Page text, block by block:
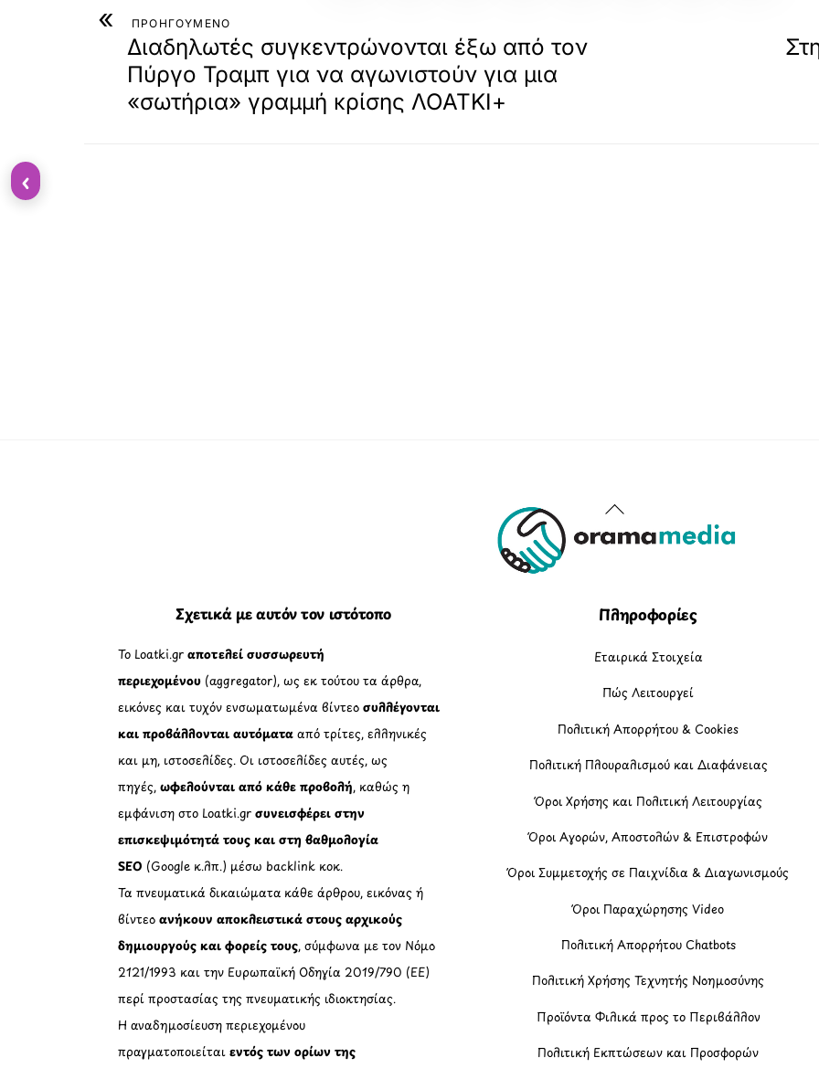
« ΠΡΟΗΓΟΥΜΕΝΟ
Διαδηλωτές συγκεντρώνονται έξω από τον
Πύργο Τραμπ για να αγωνιστούν για μια
«σωτήρια» γραμμή κρίσης ΛΟΑΤΚΙ+
Back
To
Σχετικά με αυτόν τον ιστότοπο
Το Loatki.grαποτελεί συσσωρευτή
περιεχομένου (aggregator), ως εκ τούτου τα άρθρα,
εικόνες και τυχόν ενσωματωμένα βίντεοσυλλέγονται
και προβάλλονται αυτόματααπό τρίτες, ελληνικές
και μη, ιστοσελίδες. Οι ιστοσελίδες αυτές, ως
πηγές,ωφελούνται από κάθε προβολή, καθώς η
εμφάνιση στο Loatki.gr συνεισφέρει στην
επισκεψιμότητά τους και στη βαθμολογία
SEO (Google κ.λπ.) μέσω backlink κοκ.
Τα πνευματικά δικαιώματα κάθε άρθρου, εικόνας ή
βίντεοανήκουν αποκλειστικά στους αρχικούς
δημιουργούς και φορείς τους, σύμφωνα με τον Νόμο
2121/1993 και την Ευρωπαϊκή Οδηγία 2019/790 (ΕΕ)
περί προστασίας της πνευματικής ιδιοκτησίας.
Η αναδημοσίευση περιεχομένου
πραγματοποιείταιεντός των ορίων της
Πληροφορίες
Εταιρικά Στοιχεία
Πώς Λειτουργεί
Πολιτική Απορρήτου & Cookies
Πολιτική Πλουραλισμού και Διαφάνειας
Όροι Χρήσης και Πολιτική Λειτουργίας
Όροι Αγορών, Αποστολών & Επιστροφών
Όροι Συμμετοχής σε Παιχνίδια & Διαγωνισμούς
Όροι Παραχώρησης Video
Πολιτική Απορρήτου Chatbots
Πολιτική Χρήσης Τεχνητής Νοημοσύνης
Προϊόντα Φιλικά προς το Περιβάλλον
Πολιτική Εκπτώσεων και Προσφορών
‹